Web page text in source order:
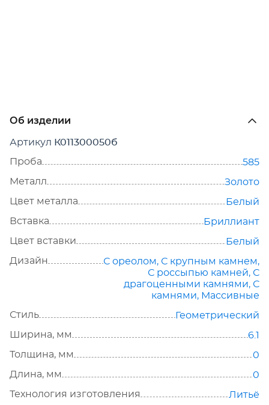
Об изделии
Артикул К011300050б
Проба
585
Металл
Золото
Цвет металла
Белый
Вставка
Бриллиант
Цвет вставки
Белый
Дизайн
С ореолом, С крупным камнем,
С россыпью камней, С
драгоценными камнями, С
камнями, Массивные
Стиль
Геометрический
Ширина, мм
6.1
Толщина, мм
0
Длина, мм
0
Технология изготовления
Литьё